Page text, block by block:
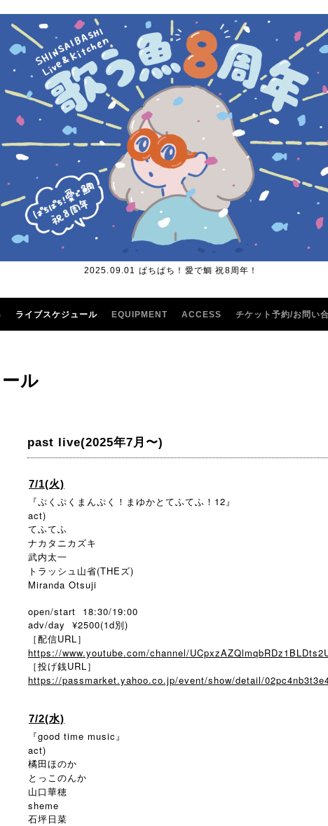
2025.09.01 ぱちぱち！愛で鯛 祝8周年！
ライブスケジュール EQUIPMENT ACCESS チケット予約/お問い
ル
past live(2025年7月〜)
7/1(火)
『ぷくぷくまんぷく！まゆかとてふてふ！12』
act)
てふてふ
ナカタニカズキ
武内太一
トラッシュ山省(THEズ)
Miranda Otsuji
open/start 18:30/19:00
adv/day ¥2500(1d別)
［配信URL］
https://www.youtube.com/channel/
［投げ銭URL］
https://passmarket.yahoo.co.jp/event/show/detail/
7/2(水)
『good time music』
act)
橘田ほのか
とっこのんか
山口華穂
sheme
石坪日菜